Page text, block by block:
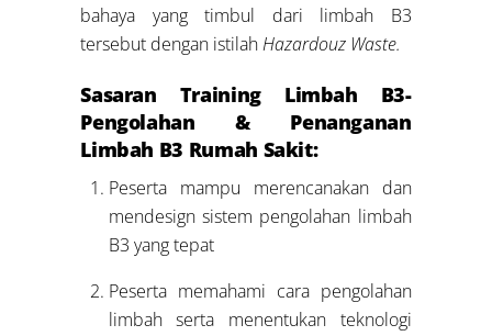
bahaya yang timbul dari limbah B3
tersebut dengan istilahHazardouz Waste.
Sasaran Training Limbah B3-
Pengolahan & Penanganan
Limbah B3 Rumah Sakit:
Peserta mampu merencanakan dan
mendesign sistem pengolahan limbah
B3 yang tepat
Peserta memahami cara pengolahan
limbah serta menentukan teknologi